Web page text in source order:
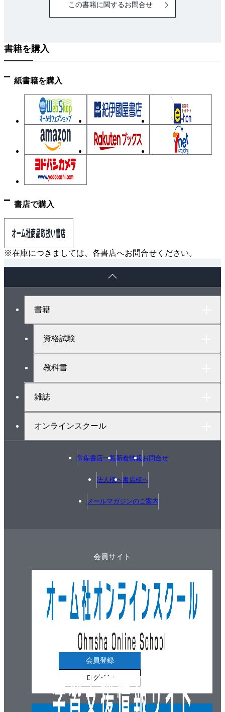
この書籍に関するお問合せ
書籍を購入
紙書籍を購入
書店で購入
※在庫につきましては、各書店へお問合せください。
書籍
資格試験
教科書
雑誌
オンラインスクール
常備書店一覧新着情報お問合せ
法人様へ書店様へ
メールマガジンのご案内
会員サイト
会員登録
ログイン